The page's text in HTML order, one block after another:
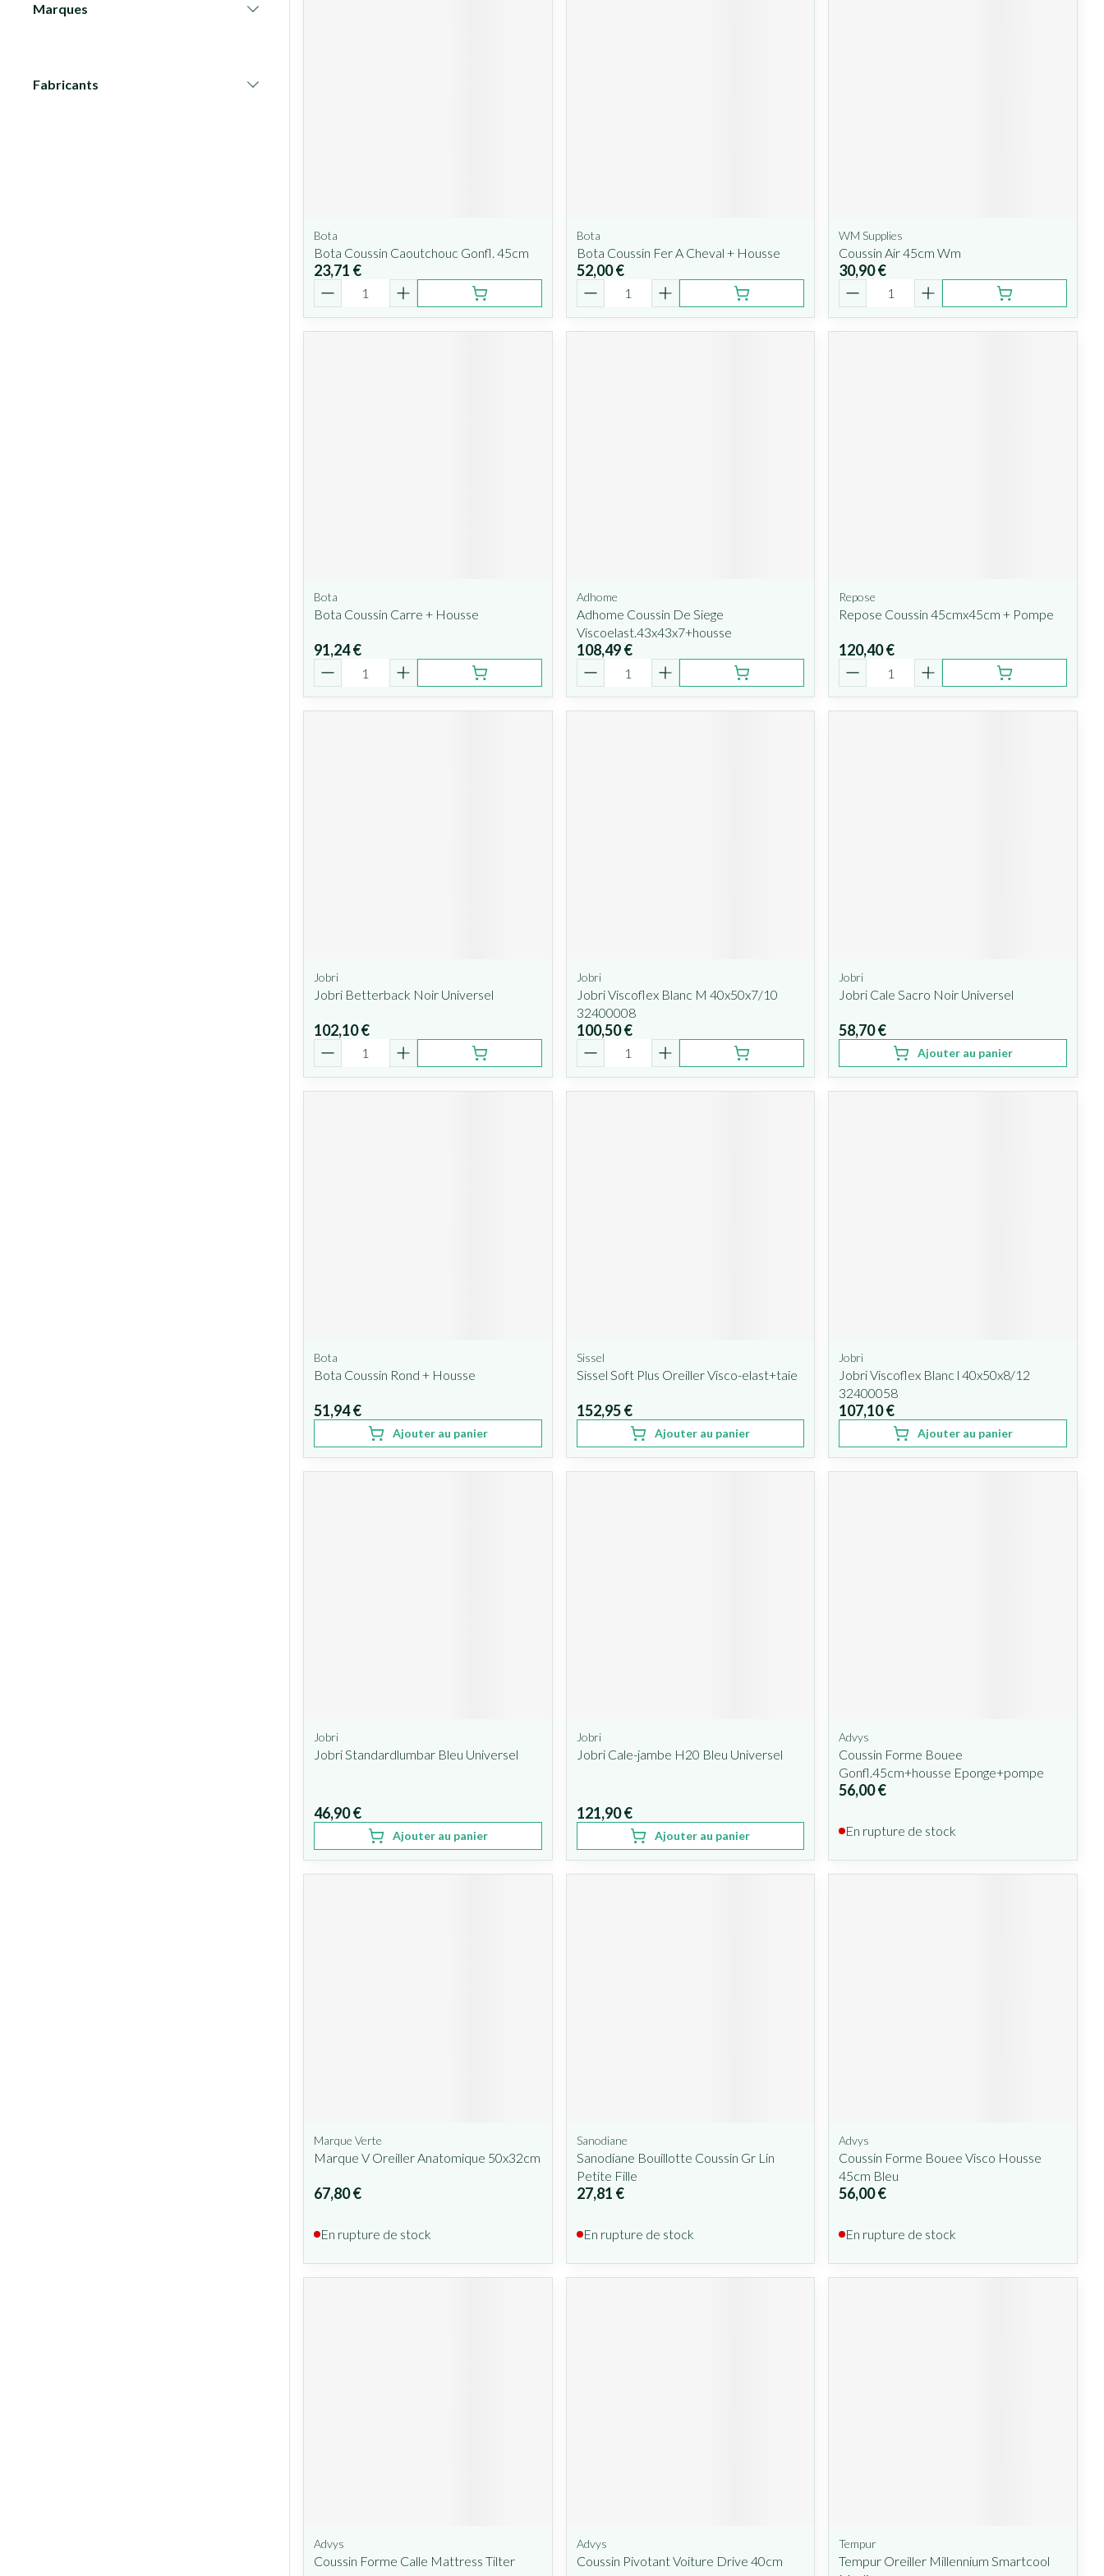
Marques
Fabricants
Bota
Bota Coussin Caoutchouc Gonfl. 45cm
23,71 €
Quantité
Bota
Bota Coussin Fer A Cheval + Housse
52,00 €
Quantité
WM Supplies
Coussin Air 45cm Wm
30,90 €
Quantité
Bota
Bota Coussin Carre + Housse
91,24 €
Quantité
Adhome
Adhome Coussin De Siege
Viscoelast.43x43x7+housse
108,49 €
Quantité
Repose
Repose Coussin 45cmx45cm + Pompe
120,40 €
Quantité
Jobri
Jobri Betterback Noir Universel
102,10 €
Quantité
Jobri
Jobri Viscoflex Blanc M 40x50x7/10
32400008
100,50 €
Quantité
Jobri
Jobri Cale Sacro Noir Universel
58,70 €
Ajouter au panier
Bota
Bota Coussin Rond + Housse
51,94 €
Ajouter au panier
Sissel
Sissel Soft Plus Oreiller Visco-elast+taie
152,95 €
Ajouter au panier
Jobri
Jobri Viscoflex Blanc l 40x50x8/12
32400058
107,10 €
Ajouter au panier
Jobri
Jobri Standardlumbar Bleu Universel
46,90 €
Ajouter au panier
Jobri
Jobri Cale-jambe H20 Bleu Universel
121,90 €
Ajouter au panier
Advys
Coussin Forme Bouee
Gonfl.45cm+housse Eponge+pompe
56,00 €
En rupture de stock
Marque Verte
Marque V Oreiller Anatomique 50x32cm
67,80 €
En rupture de stock
Sanodiane
Sanodiane Bouillotte Coussin Gr Lin
Petite Fille
27,81 €
En rupture de stock
Advys
Coussin Forme Bouee Visco Housse
45cm Bleu
56,00 €
En rupture de stock
Advys
Coussin Forme Calle Mattress Tilter
Advys
Coussin Pivotant Voiture Drive 40cm
Tempur
Tempur Oreiller Millennium Smartcool